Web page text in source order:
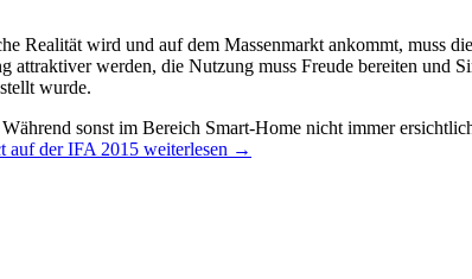
Realität wird und auf dem Massenmarkt ankommt, muss
attraktiver werden, die Nutzung muss Freude bereiten und
wurde.
sonst im Bereich Smart-Home nicht immer
auf der IFA 2015 weiterlesen →